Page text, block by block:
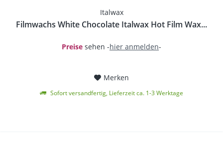
Italwax
Filmwachs White Chocolate Italwax Hot Film Wax...
Preise sehen -hier anmelden-
Merken
Sofort versandfertig, Lieferzeit ca. 1-3 Werktage